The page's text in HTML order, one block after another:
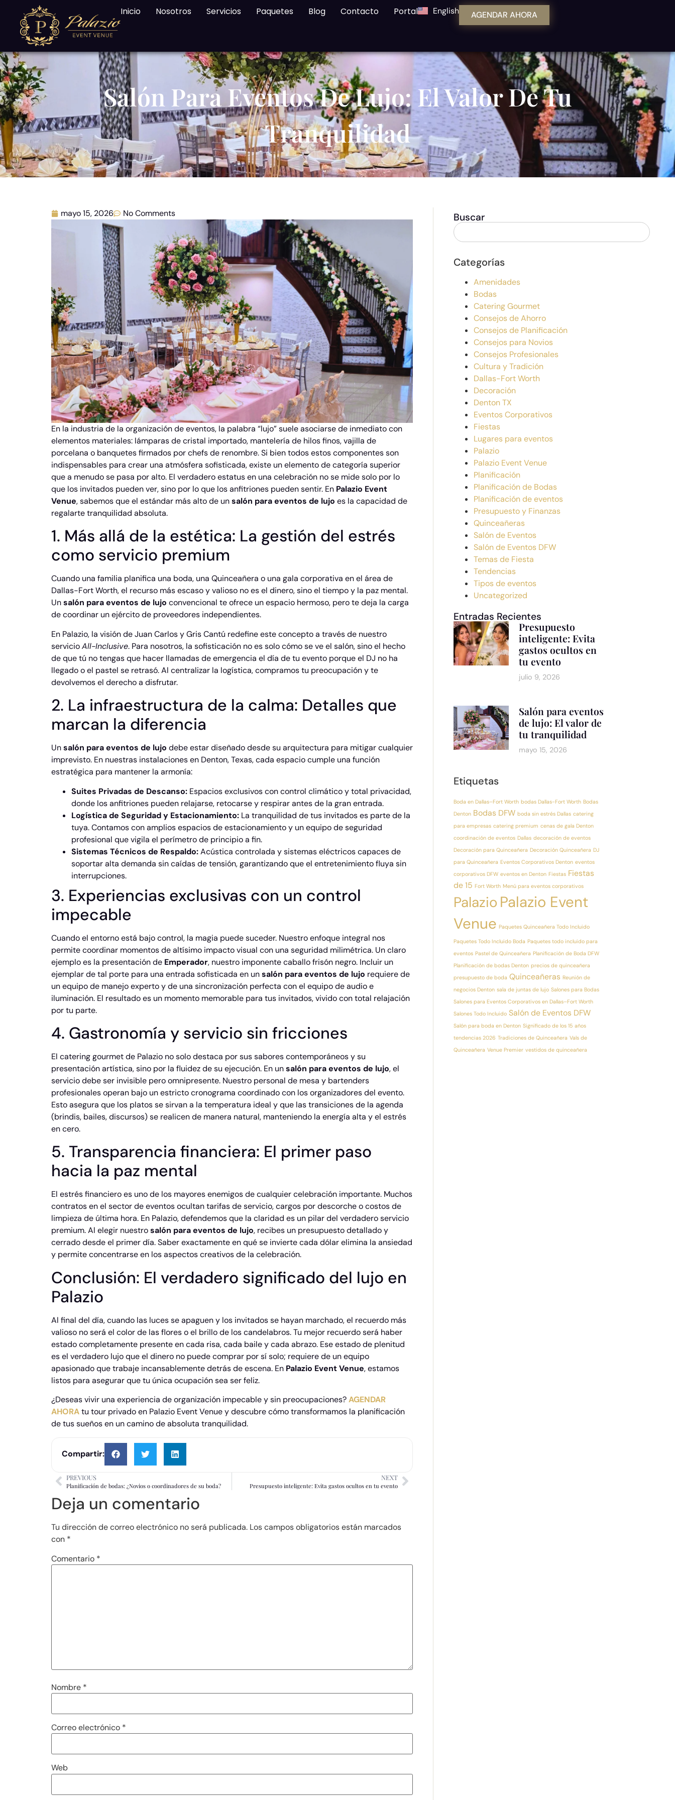
Inicio Nosotros Servicios Paquetes Blog Contacto Portal English AGENDAR AHORA
Salón Para Eventos De Lujo: El Valor De Tu
Tranquilidad
mayo 15, 2026 No Comments
En la industria de la organización de eventos, la palabra “lujo” suele asociarse de inmediato con
elementos materiales: lámparas de cristal importado, mantelería de hilos finos, vajilla de
porcelana o banquetes firmados por chefs de renombre. Si bien todos estos componentes son
indispensables para crear una atmósfera sofisticada, existe un elemento de categoría superior
que a menudo se pasa por alto. El verdadero estatus en una celebración no se mide solo por lo
que los invitados pueden ver, sino por lo que los anfitriones pueden sentir. En Palazio Event
Venue, sabemos que el estándar más alto de unsalón para eventos de lujo es la capacidad de
regalarte tranquilidad absoluta.
1. Más allá de la estética: La gestión del estrés
como servicio premium
Cuando una familia planifica una boda, una Quinceañera o una gala corporativa en el área de
Dallas-Fort Worth, el recurso más escaso y valioso no es el dinero, sino el tiempo y la paz mental.
Unsalón para eventos de lujo convencional te ofrece un espacio hermoso, pero te deja la carga
de coordinar un ejército de proveedores independientes.
En Palazio, la visión de Juan Carlos y Gris Cantú redefine este concepto a través de nuestro
servicioAll-Inclusive. Para nosotros, la sofisticación no es solo cómo se ve el salón, sino el hecho
de que tú no tengas que hacer llamadas de emergencia el día de tu evento porque el DJ no ha
llegado o el pastel se retrasó. Al centralizar la logística, compramos tu preocupación y te
devolvemos el derecho a disfrutar.
2. La infraestructura de la calma: Detalles que
marcan la diferencia
Unsalón para eventos de lujo debe estar diseñado desde su arquitectura para mitigar cualquier
imprevisto. En nuestras instalaciones en Denton, Texas, cada espacio cumple una función
estratégica para mantener la armonía:
Suites Privadas de Descanso: Espacios exclusivos con control climático y total privacidad,
donde los anfitriones pueden relajarse, retocarse y respirar antes de la gran entrada.
Logística de Seguridad y Estacionamiento: La tranquilidad de tus invitados es parte de la
tuya. Contamos con amplios espacios de estacionamiento y un equipo de seguridad
profesional que vigila el perímetro de principio a fin.
Sistemas Técnicos de Respaldo:Acústica controlada y sistemas eléctricos capaces de
soportar alta demanda sin caídas de tensión, garantizando que el entretenimiento fluya sin
interrupciones.
3. Experiencias exclusivas con un control
impecable
Cuando el entorno está bajo control, la magia puede suceder. Nuestro enfoque integral nos
permite coordinar momentos de altísimo impacto visual con una seguridad milimétrica. Un claro
ejemplo es la presentación de Emperador, nuestro imponente caballo frisón negro. Incluir un
ejemplar de tal porte para una entrada sofisticada en unsalón para eventos de lujo requiere de
un equipo de manejo experto y de una sincronización perfecta con el equipo de audio e
iluminación. El resultado es un momento memorable para tus invitados, vivido con total relajación
por tu parte.
4. Gastronomía y servicio sin fricciones
El catering gourmet de Palazio no solo destaca por sus sabores contemporáneos y su
presentación artística, sino por la fluidez de su ejecución. En unsalón para eventos de lujo, el
servicio debe ser invisible pero omnipresente. Nuestro personal de mesa y bartenders
profesionales operan bajo un estricto cronograma coordinado con los organizadores del evento.
Esto asegura que los platos se sirvan a la temperatura ideal y que las transiciones de la agenda
(brindis, bailes, discursos) se realicen de manera natural, manteniendo la energía alta y el estrés
en cero.
5. Transparencia financiera: El primer paso
hacia la paz mental
El estrés financiero es uno de los mayores enemigos de cualquier celebración importante. Muchos
contratos en el sector de eventos ocultan tarifas de servicio, cargos por descorche o costos de
limpieza de última hora. En Palazio, defendemos que la claridad es un pilar del verdadero servicio
premium. Al elegir nuestrosalón para eventos de lujo, recibes un presupuesto detallado y
cerrado desde el primer día. Saber exactamente en qué se invierte cada dólar elimina la ansiedad
y permite concentrarse en los aspectos creativos de la celebración.
Conclusión: El verdadero significado del lujo en
Palazio
Al final del día, cuando las luces se apaguen y los invitados se hayan marchado, el recuerdo más
valioso no será el color de las flores o el brillo de los candelabros. Tu mejor recuerdo será haber
estado completamente presente en cada risa, cada baile y cada abrazo. Ese estado de plenitud
es el verdadero lujo que el dinero no puede comprar por sí solo; requiere de un equipo
apasionado que trabaje incansablemente detrás de escena. En Palazio Event Venue, estamos
listos para asegurar que tu única ocupación sea ser feliz.
¿Deseas vivir una experiencia de organización impecable y sin preocupaciones?AGENDAR
AHORAtu tour privado en Palazio Event Venue y descubre cómo transformamos la planificación
de tus sueños en un camino de absoluta tranquilidad.
Compartir:
PREVIOUS
Planificación de bodas: ¿Novios o coordinadores de su boda?
NEXT
Presupuesto inteligente: Evita gastos ocultos en tu evento
Deja un comentario
Tu dirección de correo electrónico no será publicada. Los campos obligatorios están marcados
con *
Comentario *
Nombre *
Correo electrónico *
Web
Buscar
Categorías
Amenidades
Bodas
Catering Gourmet
Consejos de Ahorro
Consejos de Planificación
Consejos para Novios
Consejos Profesionales
Cultura y Tradición
Dallas-Fort Worth
Decoración
Denton TX
Eventos Corporativos
Fiestas
Lugares para eventos
Palazio
Palazio Event Venue
Planificación
Planificación de Bodas
Planificación de eventos
Presupuesto y Finanzas
Quinceañeras
Salón de Eventos
Salón de Eventos DFW
Temas de Fiesta
Tendencias
Tipos de eventos
Uncategorized
Entradas Recientes
Presupuesto
inteligente: Evita
gastos ocultos en
tu evento
julio 9, 2026
Salón para eventos
de lujo: El valor de
tu tranquilidad
mayo 15, 2026
Etiquetas
Boda en Dallas–Fort Worth bodas Dallas-Fort Worth Bodas
Denton Bodas DFW boda sin estrés Dallas catering
para empresas catering premium cenas de gala Denton
coordinación de eventos Dallas decoración de eventos
Decoración para Quinceañera Decoración Quinceañera DJ
para Quinceañera Eventos Corporativos Denton eventos
corporativos DFW eventos en Denton Fiestas Fiestas
de 15 Fort Worth Menú para eventos corporativos
Palazio Palazio Event
Venue Paquetes Quinceañera Todo Incluido
Paquetes Todo Incluido Boda Paquetes todo incluido para
eventos Pastel de Quinceañera Planificación de Boda DFW
Planificación de bodas Denton precios de quinceañera
presupuesto de boda Quinceañeras Reunión de
negocios Denton sala de juntas de lujo Salones para Bodas
Salones para Eventos Corporativos en Dallas–Fort Worth
Salones Todo Incluido Salón de Eventos DFW
Salón para boda en Denton Significado de los 15 años
tendencias 2026 Tradiciones de Quinceañera Vals de
Quinceañera Venue Premier vestidos de quinceañera